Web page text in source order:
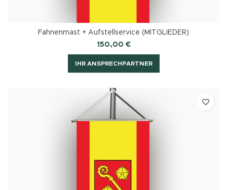
Fahnenmast + Aufstellservice (MITGLIEDER)
150,00 €
IHR ANSPRECHPARTNER